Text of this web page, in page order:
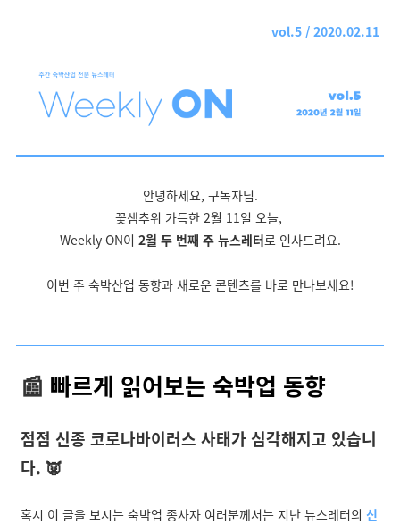
vol.5 / 2020.02.11
안녕하세요, 구독자님.
꽃샘추위 가득한 2월 11일 오늘,
Weekly ON이 2월 두 번째 주 뉴스레터로 인사드려요.
이번 주 숙박산업 동향과 새로운 콘텐츠를 바로 만나보세요!
📰 빠르게 읽어보는 숙박업 동향
점점 신종 코로나바이러스 사태가 심각해지고 있습니
다. 👿
혹시 이 글을 보시는 숙박업 종사자 여러분께서는 지난 뉴스레터의 신